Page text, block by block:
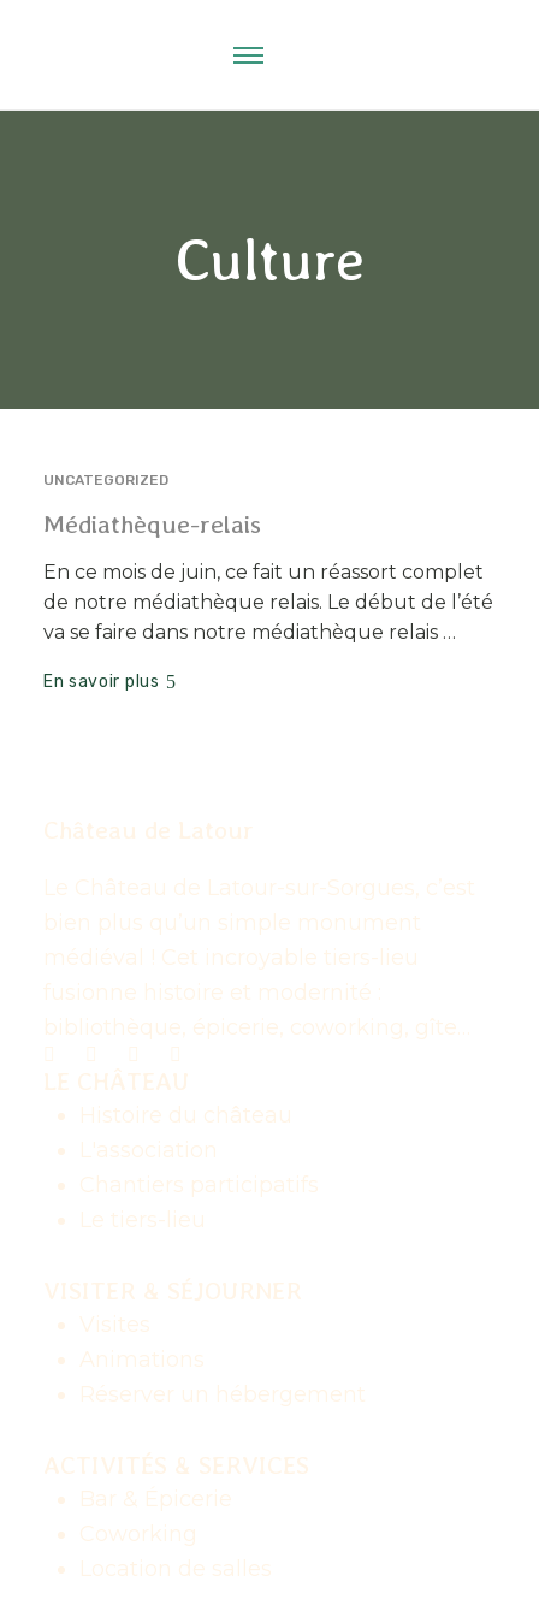
Culture
UNCATEGORIZED
Médiathèque-relais
En ce mois de juin, ce fait un réassort complet
de notre médiathèque relais. Le début de l’été
va se faire dans notre médiathèque relais …
En savoir plus
Château de Latour
Le Château de Latour-sur-Sorgues, c’est
bien plus qu’un simple monument
médiéval ! Cet incroyable tiers-lieu
fusionne histoire et modernité :
bibliothèque, épicerie, coworking, gîte…
LE CHÂTEAU
Histoire du château
L'association
Chantiers participatifs
Le tiers-lieu
VISITER & SÉJOURNER
Visites
Animations
Réserver un hébergement
ACTIVITÉS & SERVICES
Bar & Épicerie
Coworking
Location de salles